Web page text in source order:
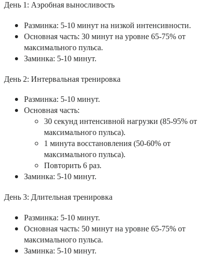
День 1: Аэробная выносливость
Разминка: 5-10 минут на низкой интенсивности.
Основная часть: 30 минут на уровне 65-75% от
максимального пульса.
Заминка: 5-10 минут.
День 2: Интервальная тренировка
Разминка: 5-10 минут.
Основная часть:
30 секунд интенсивной нагрузки (85-95% от
максимального пульса).
1 минута восстановления (50-60% от
максимального пульса).
Повторить 6 раз.
Заминка: 5-10 минут.
День 3: Длительная тренировка
Разминка: 5-10 минут.
Основная часть: 50 минут на уровне 65-75% от
максимального пульса.
Заминка: 5-10 минут.